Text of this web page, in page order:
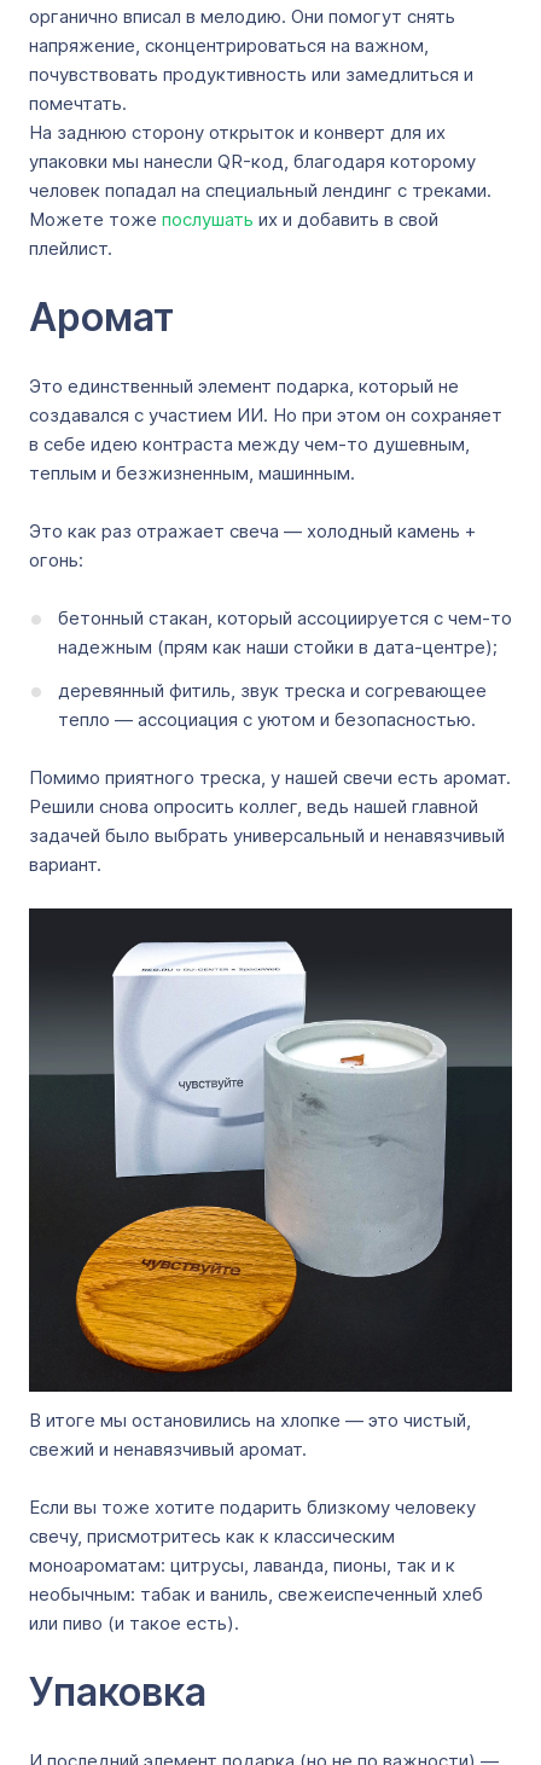
органично вписал в мелодию. Они помогут снять
напряжение, сконцентрироваться на важном,
почувствовать продуктивность или замедлиться и
помечтать.
На заднюю сторону открыток и конверт для их
упаковки мы нанесли QR-код, благодаря которому
человек попадал на специальный лендинг с треками.
Можете тоже послушать их и добавить в свой
плейлист.
Аромат
Это единственный элемент подарка, который не
создавался с участием ИИ. Но при этом он сохраняет
в себе идею контраста между чем-то душевным,
теплым и безжизненным, машинным.
Это как раз отражает свеча — холодный камень +
огонь:
бетонный стакан, который ассоциируется с чем-то
надежным (прям как наши стойки в дата-центре);
деревянный фитиль, звук треска и согревающее
тепло — ассоциация с уютом и безопасностью.
Помимо приятного треска, у нашей свечи есть аромат.
Решили снова опросить коллег, ведь нашей главной
задачей было выбрать универсальный и ненавязчивый
вариант.
В итоге мы остановились на хлопке — это чистый,
свежий и ненавязчивый аромат.
Если вы тоже хотите подарить близкому человеку
свечу, присмотритесь как к классическим
моноароматам: цитрусы, лаванда, пионы, так и к
необычным: табак и ваниль, свежеиспеченный хлеб
или пиво (и такое есть).
Упаковка